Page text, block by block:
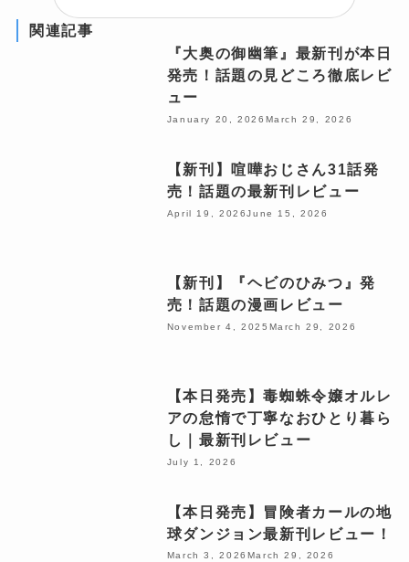
関連記事
『大奥の御幽筆』最新刊が本日
発売！話題の見どころ徹底レビ
ュー
January 20, 2026 March 29, 2026
【新刊】喧嘩おじさん31話発
売！話題の最新刊レビュー
April 19, 2026June 15, 2026
【新刊】『ヘビのひみつ』発
売！話題の漫画レビュー
November 4, 2025 March 29, 2026
【本日発売】毒蜘蛛令嬢オルレ
アの怠惰で丁寧なおひとり暮ら
し｜最新刊レビュー
July 1, 2026
【本日発売】冒険者カールの地
球ダンジョン最新刊レビュー！
March 3, 2026 March 29, 2026